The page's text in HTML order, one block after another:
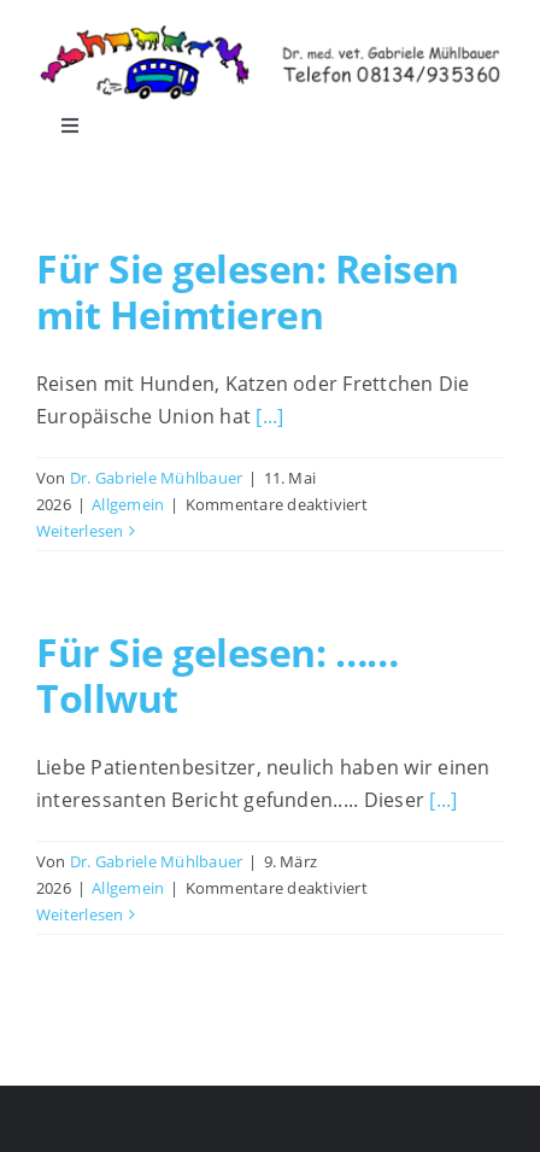
springen
Toggle
Leistungen
Praxis-Shop
Blog
Impressum
Für Sie gelesen: Reisen
mit Heimtieren
Reisen mit Hunden, Katzen oder Frettchen Die
Europäische Union hat [...]
Von Dr. Gabriele Mühlbauer | 11. Mai
2026 | Allgemein | Kommentare deaktiviertfür
Heimtieren
Weiterlesen
Für Sie gelesen: ……
Tollwut
Liebe Patientenbesitzer, neulich haben wir einen
interessanten Bericht gefunden..... Dieser [...]
Von Dr. Gabriele Mühlbauer | 9. März
2026 | Allgemein | Kommentare deaktiviertfür
Weiterlesen